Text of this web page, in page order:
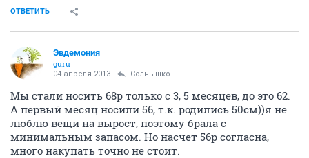
ОТВЕТИТЬ
Эвдемония
guru
04 апреля 2013 Солнышко
Мы стали носить 68р только с 3, 5 месяцев, до это 62.
А первый месяц носили 56, т.к. родились 50см))я не
люблю вещи на вырост, поэтому брала с
минимальным запасом. Но насчет 56р согласна,
много накупать точно не стоит.